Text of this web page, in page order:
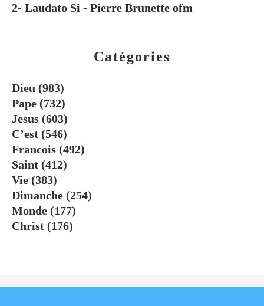
Catégories
Dieu (983)
Pape (732)
Jesus (603)
C’est (546)
Francois (492)
Saint (412)
Vie (383)
Dimanche (254)
Monde (177)
Christ (176)
2- Laudato Si - Pierre Brunette ofm